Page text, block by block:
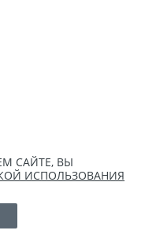
САЙТЕ, ВЫ
ИСПОЛЬЗОВАНИЯ